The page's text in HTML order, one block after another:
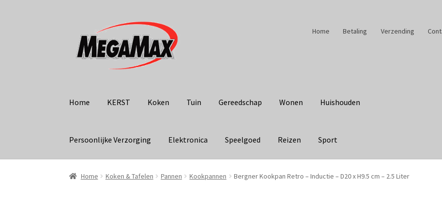
door
naar
naar
Home Betaling Verzending
Home KERST Koken Tuin Gereedschap Wonen Huishouden
Persoonlijke Verzorging Elektronica Speelgoed Reizen Sport
Home Koken & Tafelen Pannen Kookpannen Bergner Kookpan Retro – Inductie – D20 x H9.5 cm – 2.5 Liter